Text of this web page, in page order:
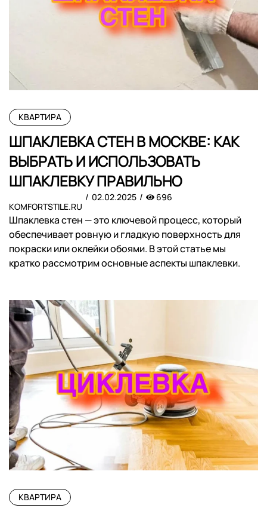
КВАРТИРА
ШПАКЛЕВКА СТЕН В МОСКВЕ: КАК
ВЫБРАТЬ И ИСПОЛЬЗОВАТЬ
ШПАКЛЕВКУ ПРАВИЛЬНО
KOMFORTSTILE.RU
02.02.2025 696
Шпаклевка стен — это ключевой процесс, который
обеспечивает ровную и гладкую поверхность для
покраски или оклейки обоями. В этой статье мы
кратко рассмотрим основные аспекты шпаклевки.
КВАРТИРА